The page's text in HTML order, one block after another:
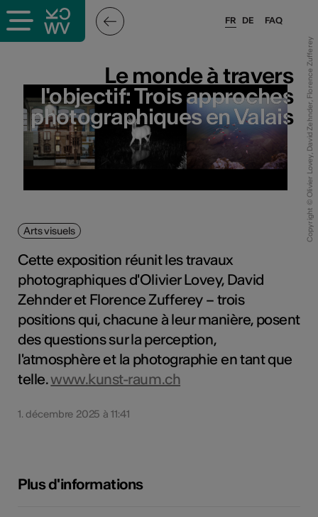
FAQ
FR DE
Le monde à travers
l'objectif: Trois approches
photographiques en Valais Copyright © Olivier Lovey, David Zehnder, Florence Zufferey
Le monde à travers
l'objectif: Trois approches
photographiques en Valais
Arts visuels
Cette exposition réunit les travaux
photographiques d'Olivier Lovey, David
Zehnder et Florence Zufferey – trois
positions qui, chacune à leur manière, posent
des questions sur la perception,
l'atmosphère et la photographie en tant que
telle.www.kunst-raum.ch
1. décembre 2025 à 11:41
Plus d'informations